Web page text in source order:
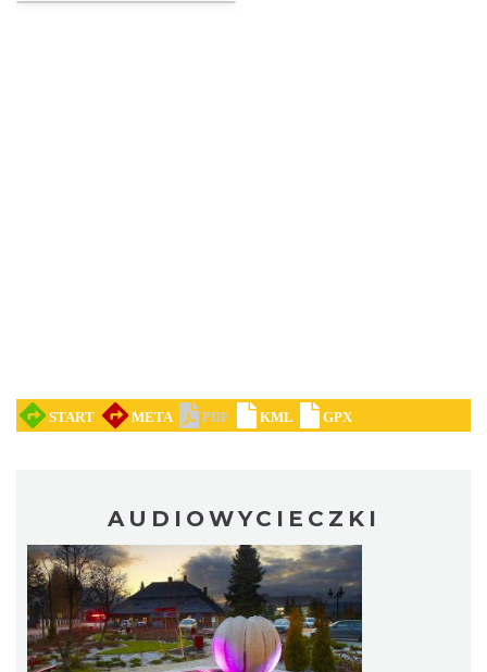
AUDIOWYCIECZKI